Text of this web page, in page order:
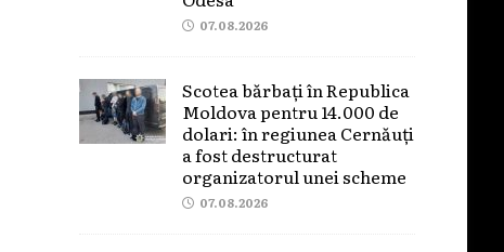
07.08.2026
Scotea bărbați în Republica
Moldova pentru 14.000 de
dolari: în regiunea Cernăuți
a fost destructurat
organizatorul unei scheme
07.08.2026